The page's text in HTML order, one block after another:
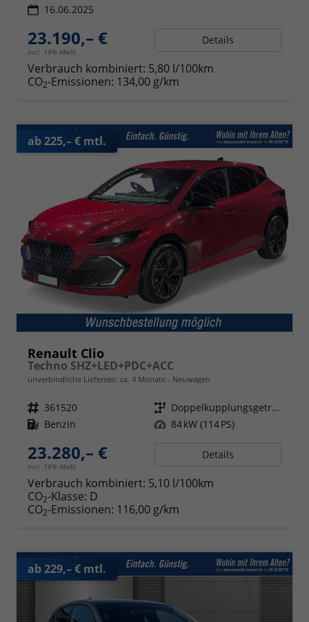
16.06.2025
23.190,– €
incl. 19% MwSt.
Details
Verbrauch kombiniert: 5,80 l/100km
CO2-Emissionen: 134,00 g/km
ab 225,– € mtl.
Renault Clio
Techno SHZ+LED+PDC+ACC
unverbindliche Lieferzeit: ca. 4 Monate Neuwagen
Fahrzeugnr. 361520 Getriebe
Doppelkupplungsgetriebe (DSG)
Kraftstoff Benzin Leistung 84 kW (114 PS)
23.280,– €
incl. 19% MwSt.
Details
Verbrauch kombiniert: 5,10 l/100km
CO2-Klasse: D
CO2-Emissionen: 116,00 g/km
ab 229,– € mtl.